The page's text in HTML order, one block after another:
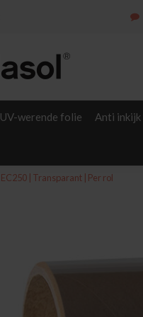
UV-werende folie Anti
| Transparant | Per rol